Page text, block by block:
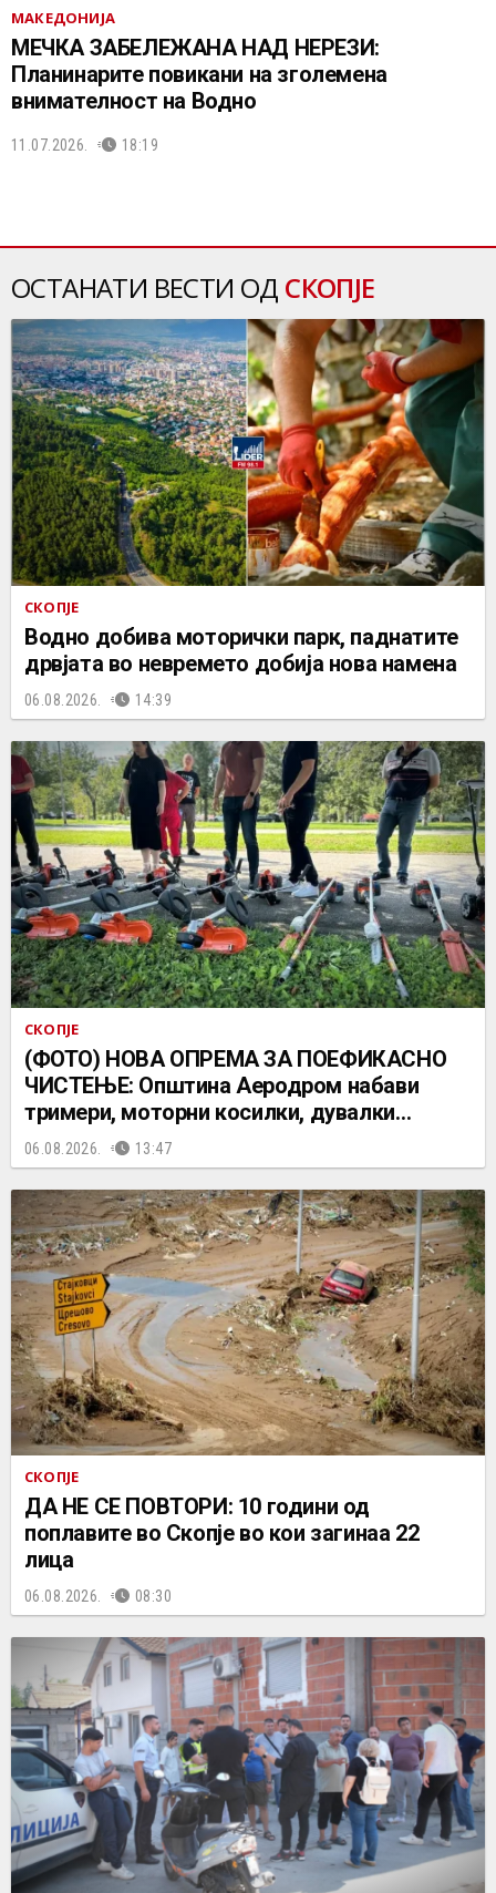
МАКЕДОНИЈА
МЕЧКА ЗАБЕЛЕЖАНА НАД НЕРЕЗИ:
Планинарите повикани на зголемена
внимателност на Водно
11.07.2026. 18:19
ОСТАНАТИ ВЕСТИ ОД СКОПЈЕ
СКОПЈЕ
Водно добива моторички парк, паднатите
дрвјата во невремето добија нова намена
06.08.2026. 14:39
СКОПЈЕ
(ФОТО) НОВА ОПРЕМА ЗА ПОЕФИКАСНО
ЧИСТЕЊЕ: Општина Аеродром набави
тримери, моторни косилки, дувалки…
06.08.2026. 13:47
СКОПЈЕ
ДА НЕ СЕ ПОВТОРИ: 10 години од
поплавите во Скопје во кои загинаа 22
лица
06.08.2026. 08:30